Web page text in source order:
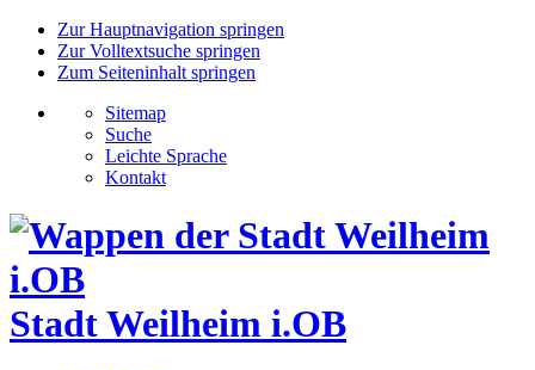
Zur Hauptnavigation springen
Zur Volltextsuche springen
Zum Seiteninhalt springen
Sitemap
Suche
Leichte Sprache
Kontakt
Stadt Weilheim i.OB